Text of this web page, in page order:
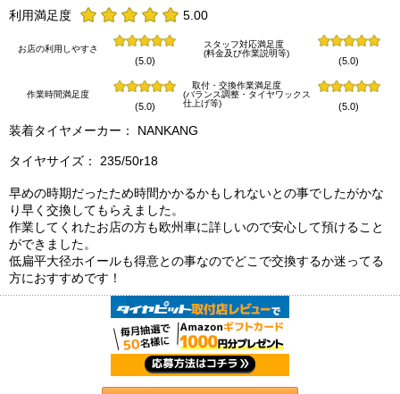
利用満足度
5.00
お店の利用しやすさ
(5.0)
スタッフ対応満足度
(料金及び作業説明等)
(5.0)
作業時間満足度
(5.0)
取付・交換作業満足度
(バランス調整・タイヤワックス
仕上げ等)
(5.0)
装着タイヤメーカー： NANKANG
タイヤサイズ： 235/50r18
早めの時期だったため時間かかるかもしれないとの事でしたがかな
り早く交換してもらえました。
作業してくれたお店の方も欧州車に詳しいので安心して預けること
ができました。
低扁平大径ホイールも得意との事なのでどこで交換するか迷ってる
方におすすめです！